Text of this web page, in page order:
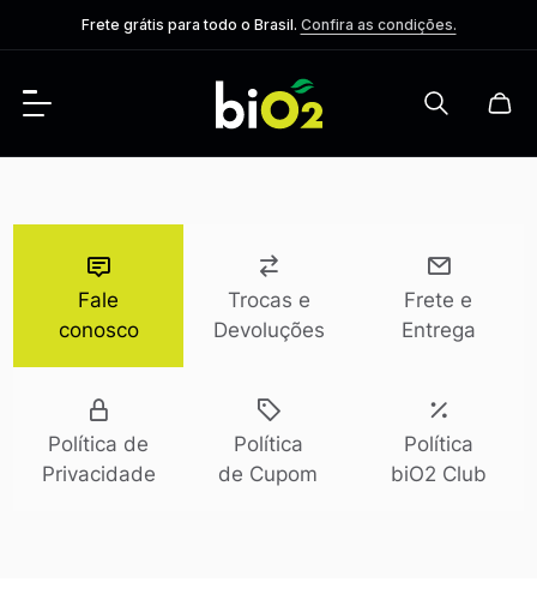
Frete grátis para todo o Brasil. Confira as condições.
Fale
conosco
Trocas e
Devoluções
Frete e
Entrega
Política de
Privacidade
Política
de Cupom
Política
biO2 Club